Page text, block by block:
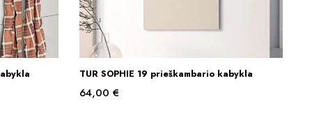
Į KREPŠELĮ
TUR SOPHIE 19 prieškambario kabykla
64,00€